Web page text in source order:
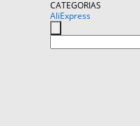
CATEGORIAS
AliExpress